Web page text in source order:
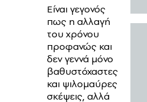
Είναι γεγονός
πως η αλλαγή
του χρόνου
προφανώς και
δεν γεννά μόνο
βαθυστόχαστες
και ψιλομαύρες
σκέψεις, αλλά